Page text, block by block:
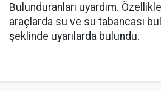
Bulunduranları uyardım.
araçlarda su ve su tabancası
şeklinde uyarılarda bulundu.